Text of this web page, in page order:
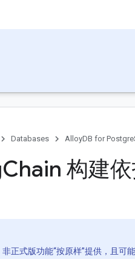
Databases AlloyDB for
Chain 构建
非正式版功能“按原样”提供，且可